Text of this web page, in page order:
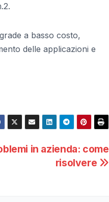
a basso costo,
delle applicazioni e
in azienda: come
risolvere